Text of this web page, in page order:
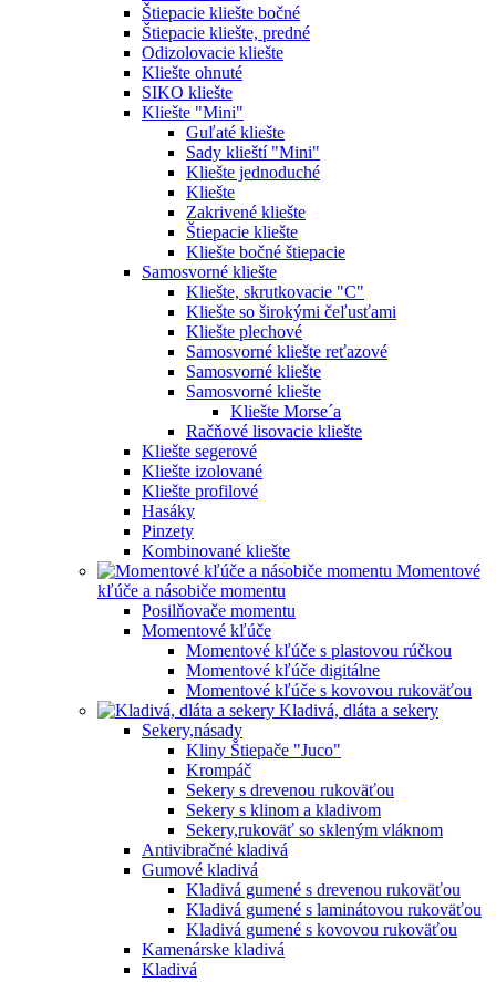
Štiepacie kliešte bočné
Štiepacie kliešte, predné
Odizolovacie kliešte
Kliešte ohnuté
SIKO kliešte
Kliešte "Mini"
Guľaté kliešte
Sady klieští "Mini"
Kliešte jednoduché
Kliešte
Zakrivené kliešte
Štiepacie kliešte
Kliešte bočné štiepacie
Samosvorné kliešte
Kliešte, skrutkovacie "C"
Kliešte so širokými čeľusťami
Kliešte plechové
Samosvorné kliešte reťazové
Samosvorné kliešte
Samosvorné kliešte
Kliešte Morse´a
Račňové lisovacie kliešte
Kliešte segerové
Kliešte izolované
Kliešte profilové
Hasáky
Pinzety
Kombinované kliešte
Momentové
kľúče a násobiče momentu
Posilňovače momentu
Momentové kľúče
Momentové kľúče s plastovou rúčkou
Momentové kľúče digitálne
Momentové kľúče s kovovou rukoväťou
Kladivá, dláta a sekery
Sekery,násady
Kliny Štiepače "Juco"
Krompáč
Sekery s drevenou rukoväťou
Sekery s klinom a kladivom
Sekery,rukoväť so skleným vláknom
Antivibračné kladivá
Gumové kladivá
Kladivá gumené s drevenou rukoväťou
Kladivá gumené s laminátovou rukoväťou
Kladivá gumené s kovovou rukoväťou
Kamenárske kladivá
Kladivá